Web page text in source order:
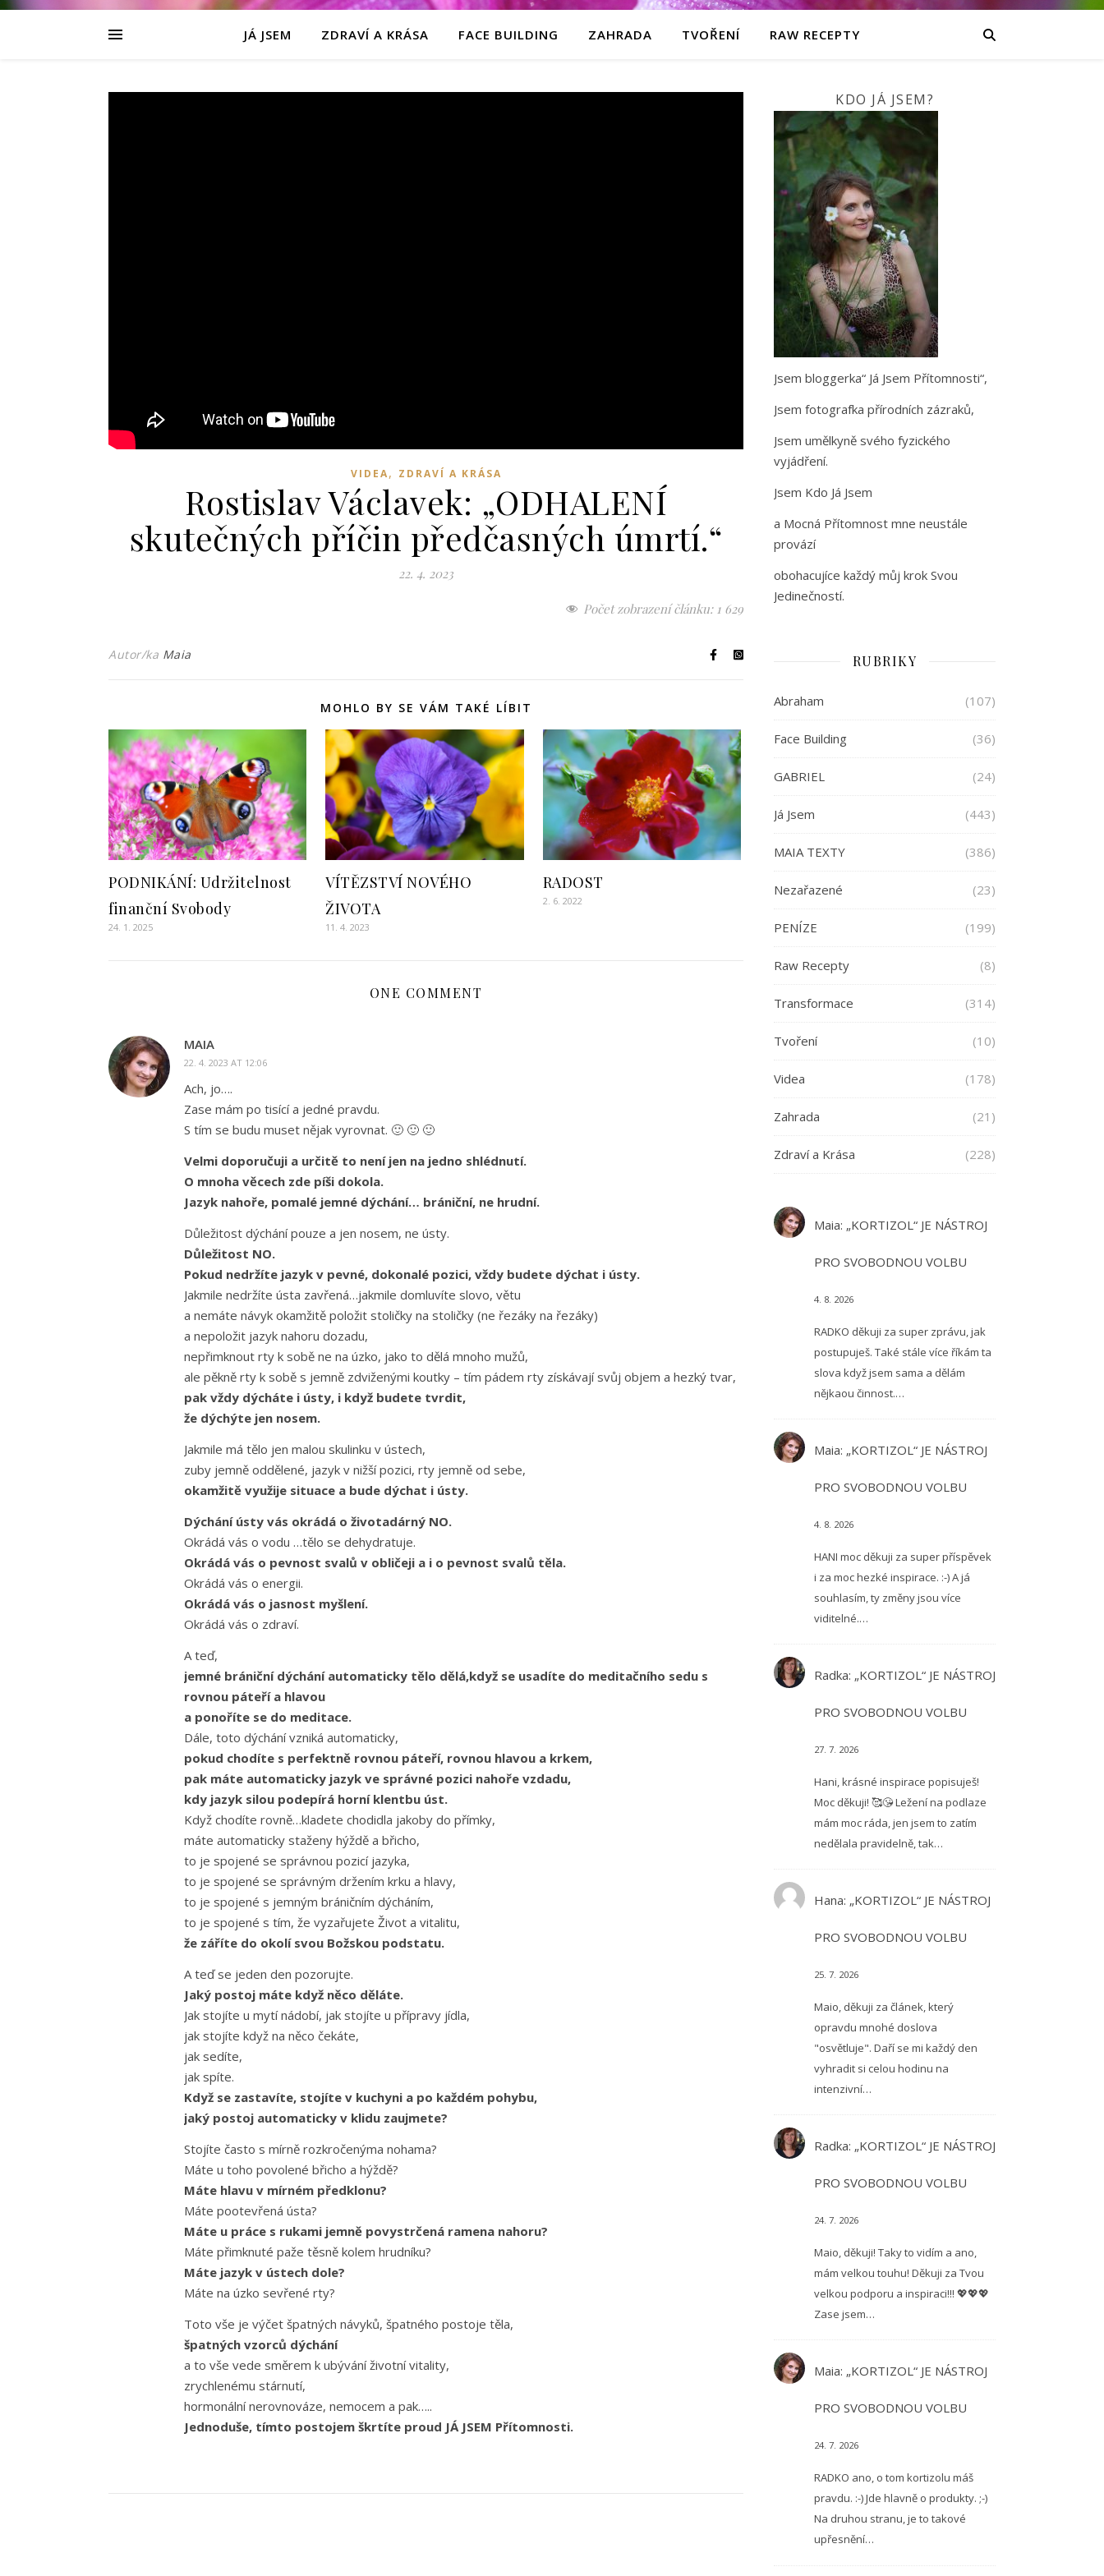
JÁ JSEM ZDRAVÍ A KRÁSA FACE BUILDING ZAHRADA TVOŘENÍ RAW RECEPTY
VIDEA, ZDRAVÍ A KRÁSA
Rostislav Václavek: „ODHALENÍ
skutečných příčin předčasných úmrtí.“
22. 4. 2023
Počet zobrazení článku: 1 629
Autor/ka Maia
MOHLO BY SE VÁM TAKÉ LÍBIT
PODNIKÁNÍ: Udržitelnost
finanční Svobody
24. 1. 2025
VÍTĚZSTVÍ NOVÉHO
ŽIVOTA
11. 4. 2023
RADOST
2. 6. 2022
ONE COMMENT
MAIA
22. 4. 2023 AT 12:06
Ach, jo….
Zase mám po tisící a jedné pravdu.
S tím se budu muset nějak vyrovnat. 🙂 🙂 🙂
Velmi doporučuji a určitě to není jen na jedno shlédnutí.
O mnoha věcech zde píši dokola.
Jazyk nahoře, pomalé jemné dýchání… brániční, ne hrudní.
Důležitost dýchání pouze a jen nosem, ne ústy.
Důležitost NO.
Pokud nedržíte jazyk v pevné, dokonalé pozici, vždy budete dýchat i ústy.
Jakmile nedržíte ústa zavřená…jakmile domluvíte slovo, větu
a nemáte návyk okamžitě položit stoličky na stoličky (ne řezáky na řezáky)
a nepoložit jazyk nahoru dozadu,
nepřimknout rty k sobě ne na úzko, jako to dělá mnoho mužů,
ale pěkně rty k sobě s jemně zdviženými koutky – tím pádem rty získávají svůj objem a hezký tvar,
pak vždy dýcháte i ústy, i když budete tvrdit,
že dýchýte jen nosem.
Jakmile má tělo jen malou skulinku v ústech,
zuby jemně oddělené, jazyk v nižší pozici, rty jemně od sebe,
okamžitě využije situace a bude dýchat i ústy.
Dýchání ústy vás okrádá o životadárný NO.
Okrádá vás o vodu …tělo se dehydratuje.
Okrádá vás o pevnost svalů v obličeji a i o pevnost svalů těla.
Okrádá vás o energii.
Okrádá vás o jasnost myšlení.
Okrádá vás o zdraví.
A teď,
jemné brániční dýchání automaticky tělo dělá,když se usadíte do meditačního sedu s
rovnou páteří a hlavou
a ponoříte se do meditace.
Dále, toto dýchání vzniká automaticky,
pokud chodíte s perfektně rovnou páteří, rovnou hlavou a krkem,
pak máte automaticky jazyk ve správné pozici nahoře vzdadu,
kdy jazyk silou podepírá horní klentbu úst.
Když chodíte rovně…kladete chodidla jakoby do přímky,
máte automaticky staženy hýždě a břicho,
to je spojené se správnou pozicí jazyka,
to je spojené se správným držením krku a hlavy,
to je spojené s jemným bráničním dýcháním,
to je spojené s tím, že vyzařujete Život a vitalitu,
že záříte do okolí svou Božskou podstatu.
A teď se jeden den pozorujte.
Jaký postoj máte když něco děláte.
Jak stojíte u mytí nádobí, jak stojíte u přípravy jídla,
jak stojíte když na něco čekáte,
jak sedíte,
jak spíte.
Když se zastavíte, stojíte v kuchyni a po každém pohybu,
jaký postoj automaticky v klidu zaujmete?
Stojíte často s mírně rozkročenýma nohama?
Máte u toho povolené břicho a hýždě?
Máte hlavu v mírném předklonu?
Máte pootevřená ústa?
Máte u práce s rukami jemně povystrčená ramena nahoru?
Máte přimknuté paže těsně kolem hrudníku?
Máte jazyk v ústech dole?
Máte na úzko sevřené rty?
Toto vše je výčet špatných návyků, špatného postoje těla,
špatných vzorců dýchání
a to vše vede směrem k ubývání životní vitality,
zrychlenému stárnutí,
hormonální nerovnováze, nemocem a pak…..
Jednoduše, tímto postojem škrtíte proud JÁ JSEM Přítomnosti.
KDO JÁ JSEM?
Jsem bloggerka“ Já Jsem Přítomnosti“,
Jsem fotografka přírodních zázraků,
Jsem umělkyně svého fyzického
vyjádření.
Jsem Kdo Já Jsem
a Mocná Přítomnost mne neustále
provází
obohacujíce každý můj krok Svou
Jedinečností.
RUBRIKY
Abraham (107)
Face Building (36)
GABRIEL (24)
Já Jsem (443)
MAIA TEXTY (386)
Nezařazené (23)
PENÍZE (199)
Raw Recepty (8)
Transformace (314)
Tvoření (10)
Videa (178)
Zahrada (21)
Zdraví a Krása (228)
Maia: „KORTIZOL“ JE NÁSTROJ
PRO SVOBODNOU VOLBU
4. 8. 2026
RADKO děkuji za super zprávu, jak
postupuješ. Také stále více říkám ta
slova když jsem sama a dělám
nějkaou činnost.…
Maia: „KORTIZOL“ JE NÁSTROJ
PRO SVOBODNOU VOLBU
4. 8. 2026
HANI moc děkuji za super příspěvek
i za moc hezké inspirace. :-) A já
souhlasím, ty změny jsou více
viditelné.…
Radka: „KORTIZOL“ JE NÁSTROJ
PRO SVOBODNOU VOLBU
27. 7. 2026
Hani, krásné inspirace popisuješ!
Moc děkuji! 🥰😘 Ležení na podlaze
mám moc ráda, jen jsem to zatím
nedělala pravidelně, tak…
Hana: „KORTIZOL“ JE NÁSTROJ
PRO SVOBODNOU VOLBU
25. 7. 2026
Maio, děkuji za článek, který
opravdu mnohé doslova
"osvětluje". Daří se mi každý den
vyhradit si celou hodinu na
intenzivní…
Radka: „KORTIZOL“ JE NÁSTROJ
PRO SVOBODNOU VOLBU
24. 7. 2026
Maio, děkuji! Taky to vidím a ano,
mám velkou touhu! Děkuji za Tvou
velkou podporu a inspiraci!!! 💖💖💖
Zase jsem…
Maia: „KORTIZOL“ JE NÁSTROJ
PRO SVOBODNOU VOLBU
24. 7. 2026
RADKO ano, o tom kortizolu máš
pravdu. :-) Jde hlavně o produkty. ;-)
Na druhou stranu, je to takové
upřesnění…